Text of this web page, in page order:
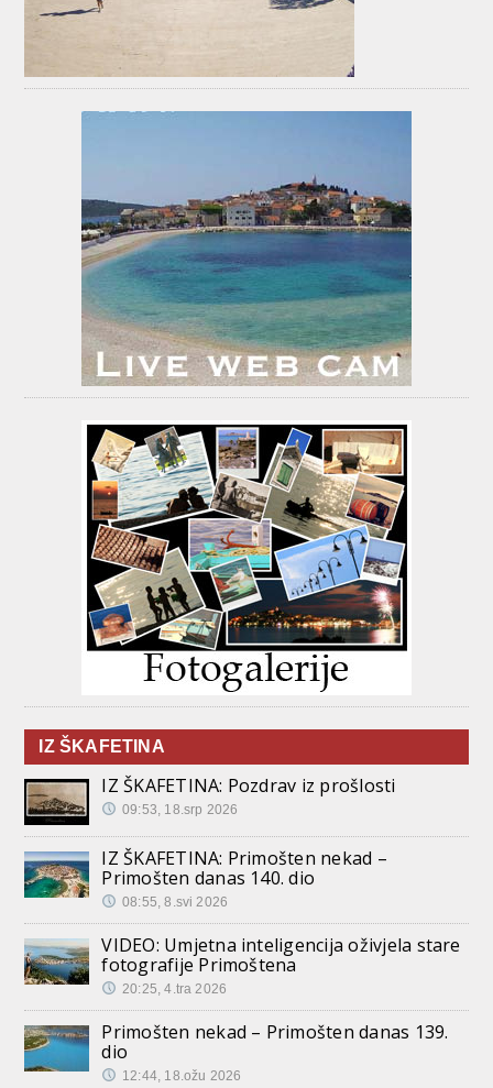
IZ ŠKAFETINA
IZ ŠKAFETINA: Pozdrav iz prošlosti
09:53, 18.srp 2026
IZ ŠKAFETINA: Primošten nekad –
Primošten danas 140. dio
08:55, 8.svi 2026
VIDEO: Umjetna inteligencija oživjela stare
fotografije Primoštena
20:25, 4.tra 2026
Primošten nekad – Primošten danas 139.
dio
12:44, 18.ožu 2026